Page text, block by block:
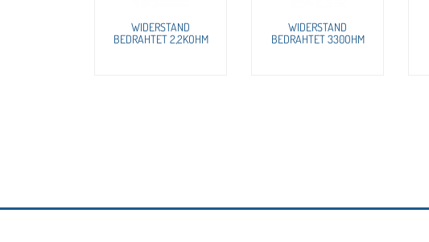
WIDERSTAND
BEDRAHTET 2,2KOHM
WIDERSTAND
BEDRAHTET 330OHM